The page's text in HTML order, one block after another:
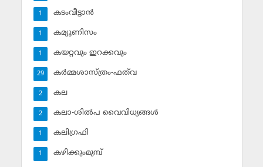
കടംവീട്ടാന്‍
1
കമ്യൂണിസം
1
കയറ്റവും ഇറക്കവും
1
കര്‍മ്മശാസ്ത്രം-ഫത്‌വ
29
കല
2
കലാ-ശില്‍പ വൈവിധ്യങ്ങള്‍
2
കലിഗ്രഫി
1
കഴിക്കുംമുമ്പ്
1